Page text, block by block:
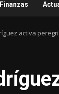
Finanzas
activa